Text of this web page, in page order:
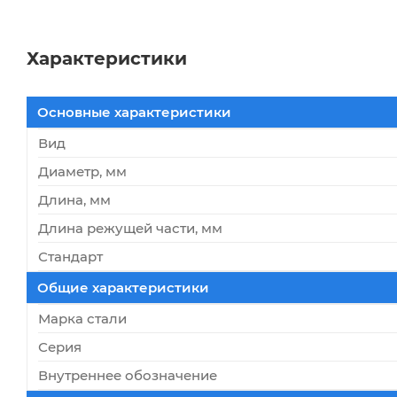
Характеристики
Основные характеристики
Вид
Диаметр, мм
Длина, мм
Длина режущей части, мм
Стандарт
Общие характеристики
Марка стали
Серия
Внутреннее обозначение